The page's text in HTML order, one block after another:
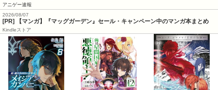
アニゲー速報
2026/08/07
[PR] 【マンガ】『マッグガーデン』セール・キャンペーン中のマンガ本まとめ
Kindleストア